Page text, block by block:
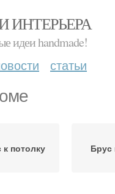
ИНТЕРЬЕРА
идеи handmade!
статьи
к потолку Брус